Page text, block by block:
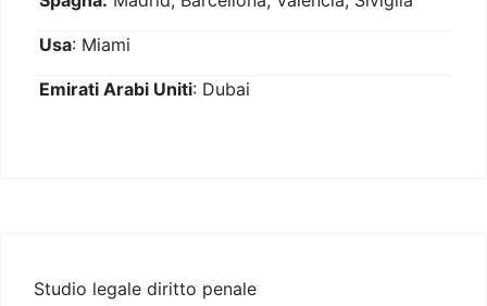
Usa: Miami
Emirati Arabi Uniti: Dubai
Studio legale diritto penale